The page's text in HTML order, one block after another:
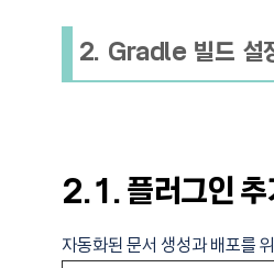
2. Gradle 빌드 설
2.1. 플러그인 추
자동화된 문서 생성과 배포